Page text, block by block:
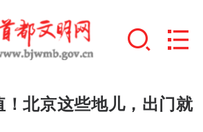
北京这些地儿，出门就